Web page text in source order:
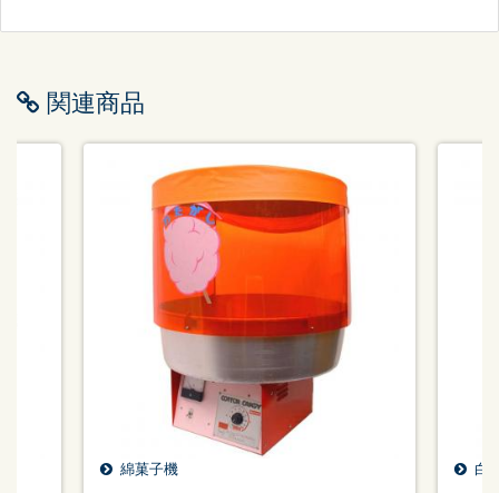
関連商品
綿菓子機 白